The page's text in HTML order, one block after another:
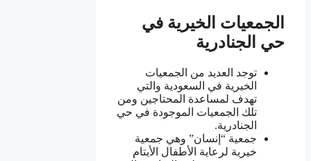
الجمعيات الخيرية في
حي الجنادرية
توجد العديد من الجمعيات
الخيرية في السعودية والتي
تهدف لمساعدة المحتاجين ومن
تلك الجمعيات الموجودة في حي
الجنادرية.
جمعية “إنسان” وهي جمعية
خيرية لرعاية الأطفال الأيتام